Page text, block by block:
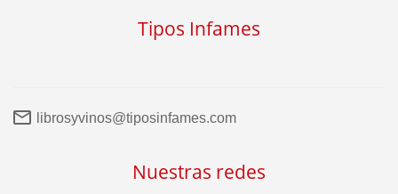
Tipos Infames
librosyvinos@tiposinfames.com
Nuestras redes